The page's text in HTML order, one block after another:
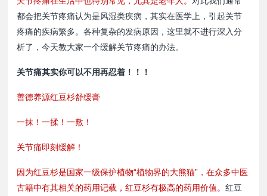
都会把关节疼痛认为是风湿类疾病，其实在医学上，引起关节
疼痛的疾病繁多。各种复杂的发病原因，这里就不进行深入分
析了，今天教大家一个缓解关节疼痛的办法。
关节痛其实你可以不用再忍着！！！
善德养源红豆杉舒缓膏
一抹！一揉！一敷！
关节痛即刻缓解！
因为红豆杉是国家一级保护植物“植物界的大熊猫”，在众多中医
古籍中有其相关的药用记载，红豆杉有极高的药用价值。红豆